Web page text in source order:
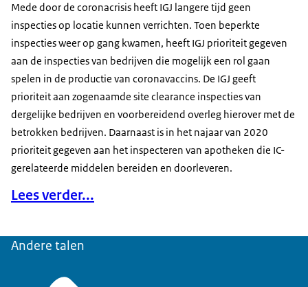
Mede door de coronacrisis heeft IGJ langere tijd geen
inspecties op locatie kunnen verrichten. Toen beperkte
inspecties weer op gang kwamen, heeft IGJ prioriteit gegeven
aan de inspecties van bedrijven die mogelijk een rol gaan
spelen in de productie van coronavaccins. De IGJ geeft
prioriteit aan zogenaamde site clearance inspecties van
dergelijke bedrijven en voorbereidend overleg hierover met de
betrokken bedrijven. Daarnaast is in het najaar van 2020
prioriteit gegeven aan het inspecteren van apotheken die IC-
gerelateerde middelen bereiden en doorleveren.
Lees verder...
Andere talen